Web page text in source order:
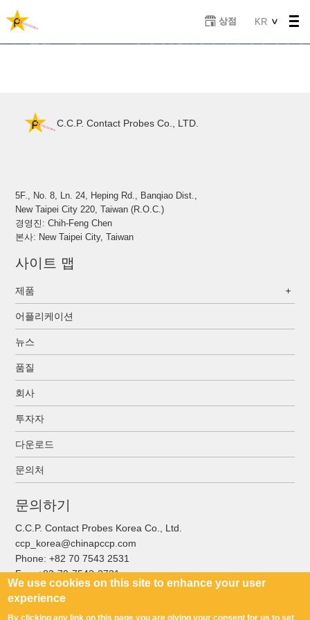
요
상점
Select
KR
C.C.P. Contact Probes Co., LTD.
5F., No. 8, Ln. 24, Heping Rd., Banqiao Dist.,
New Taipei City 220, Taiwan (R.O.C.)
경영진: Chih-Feng Chen
본사: New Taipei City, Taiwan
사이트 맵
제품
어플리케이션
뉴스
품질
회사
투자자
다운로드
문의처
문의하기
C.C.P. Contact Probes Korea Co., Ltd.
ccp_korea@chinapccp.com
Phone: +82 70 7543 2531
Fax:+82-70-7543-2731
We use cookies on this site to enhance your user
experience
By clicking any link on this page you are giving your consent for us to set